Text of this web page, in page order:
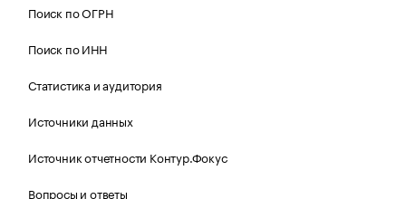
Поиск по ОГРН
Поиск по ИНН
Статистика и аудитория
Источники данных
Источник отчетности Контур.Фокус
Вопросы и ответы